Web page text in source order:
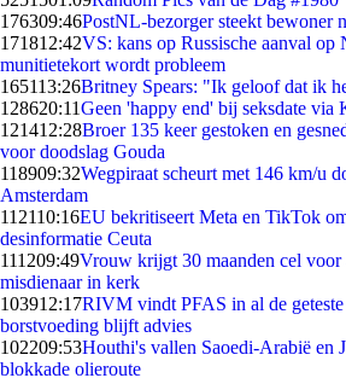
176309:46PostNL-bezorger steekt bewoner
171812:42VS: kans op Russische aanval
munitietekort wordt probleem
165113:26Britney Spears: "Ik geloof dat ik
128620:11Geen 'happy end' bij seksdate via
121412:28Broer 135 keer gestoken en
voor doodslag Gouda
118909:32Wegpiraat scheurt met 146 km/u
Amsterdam
112110:16EU bekritiseert Meta en TikTok
desinformatie Ceuta
111209:49Vrouw krijgt 30 maanden cel voor
misdienaar in kerk
103912:17RIVM vindt PFAS in al de
borstvoeding blijft advies
102209:53Houthi's vallen Saoedi-Arabië en
blokkade olieroute